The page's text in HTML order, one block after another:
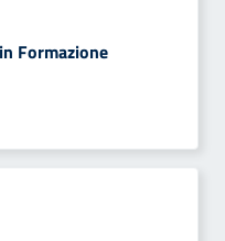
Formazione